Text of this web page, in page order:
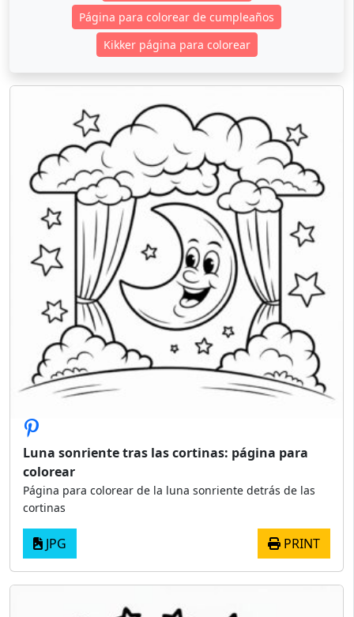
Página para colorear de cumpleaños
Kikker página para colorear
Luna sonriente tras las cortinas: página para
colorear
Página para colorear de la luna sonriente detrás de las
cortinas
JPG PRINT